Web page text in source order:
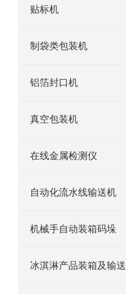
贴标机
制袋类包装机
铝箔封口机
真空包装机
在线金属检测仪
自动化流水线输送机
机械手自动装箱码垛
冰淇淋产品装箱及输送